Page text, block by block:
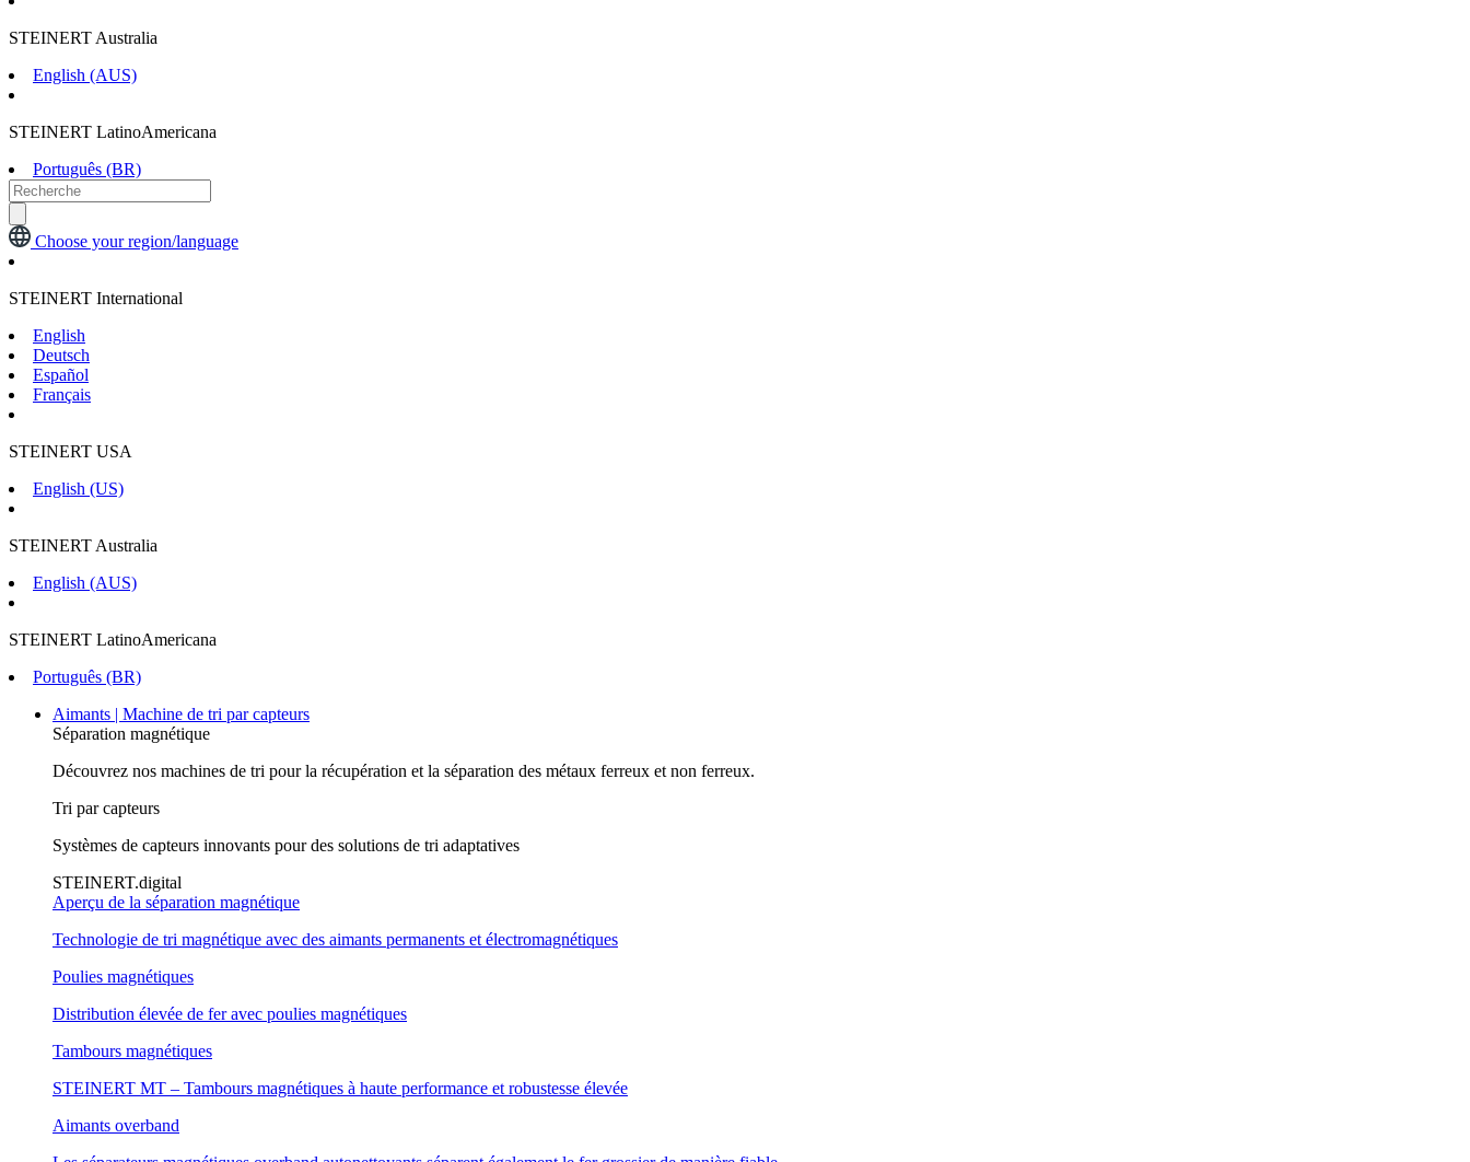
STEINERT Australia
English (AUS)
STEINERT LatinoAmericana
Português (BR)
Choose your region/language
STEINERT International
English
Deutsch
Español
Français
STEINERT USA
English (US)
STEINERT Australia
English (AUS)
STEINERT LatinoAmericana
Português (BR)
Aimants | Machine de tri par capteurs
Séparation magnétique
Découvrez nos machines de tri pour la récupération et la séparation des métaux ferreux et non ferreux.
Tri par capteurs
Systèmes de capteurs innovants pour des solutions de tri adaptatives
STEINERT.digital
Aperçu de la séparation magnétique
Technologie de tri magnétique avec des aimants permanents et électromagnétiques
Poulies magnétiques
Distribution élevée de fer avec poulies magnétiques
Tambours magnétiques
STEINERT MT – Tambours magnétiques à haute performance et robustesse élevée
Aimants overband